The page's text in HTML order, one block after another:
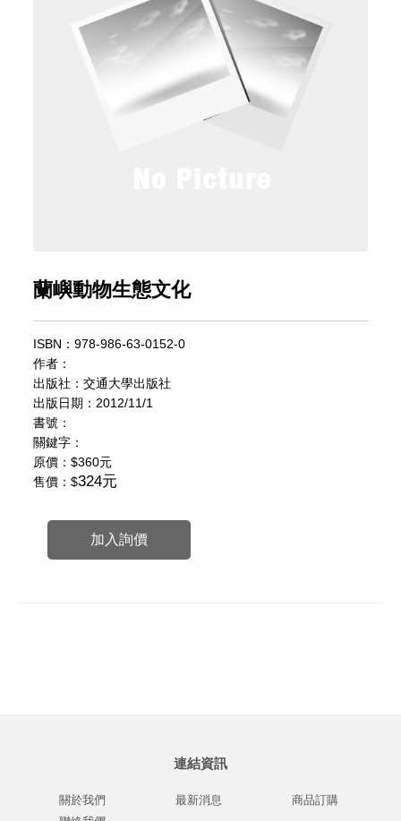
蘭嶼動物生態文化
ISBN：978-986-63-0152-0
作者：
出版社：交通大學出版社
出版日期：2012/11/1
書號：
關鍵字：
原價：$360元
售價：$324元
加入詢價
連結資訊
關於我們 最新消息
商品訂購